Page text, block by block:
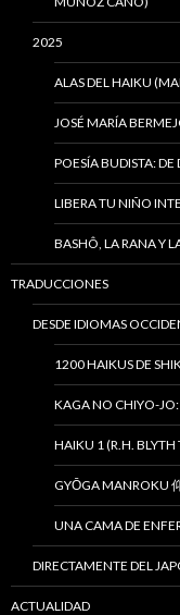
2025
ALAS DEL HAIKU
JOSÉ MARÍA
POESÍA BUDISTA:
LIBERA TU NIÑO
BASHÔ, LA RANA Y
TRADUCCIONES
DESDE IDIOMAS
1200 HAIKUS DE
KAGA NO CHIYO-JO:
HAIKU 1 (R.H. BLYTH
GYŌGA MANROKU
UNA CAMA DE
DIRECTAMENTE DEL
ACTUALIDAD